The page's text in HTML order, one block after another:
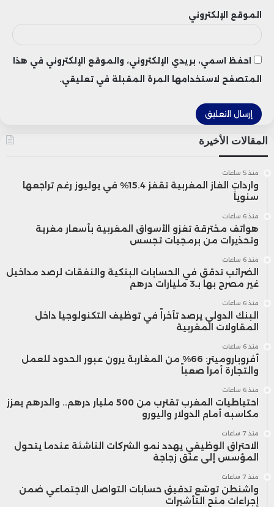
الموقع الإلكتروني
احفظ اسمي، بريدي الإلكتروني، والموقع الإلكتروني في هذا
المتصفح لاستخدامها المرة المقبلة في تعليقي.
المقالات الأخيرة
منذ 5 ساعات
واردات الغاز المغربية تقفز 15.4% في يوليوز رغم تراجعها
سنوياً
منذ 6 ساعات
هواتف مخترقة تغزو الأسواق المغربية بأسعار مغرية
وتحذيرات من برمجيات تجسس
منذ 6 ساعات
الضرائب تدقق في الحسابات البنكية والنفقات لرصد مداخيل
غير مصرح بها بـ3 مليارات درهم
منذ 6 ساعات
البنك الدولي يرصد تأخراً في توظيف التكنولوجيا داخل
المقاولات المغربية
منذ 6 ساعات
أفروباروميتر: 66% من المغاربة يرون عبور الحدود للعمل
والتجارة أمراً صعباً
منذ 6 ساعات
احتياطيات المغرب تقترب من 500 مليار درهم.. والدرهم يعزز
مكاسبه أمام الدولار واليورو
منذ 7 ساعات
الاحتراق الوظيفي يهدد نمو الشركات الناشئة عندما يتحول
المؤسس إلى عنق زجاجة
منذ 7 ساعات
واشنطن توسّع تدقيق حسابات التواصل الاجتماعي ضمن
إجراءات منح التأشيرات